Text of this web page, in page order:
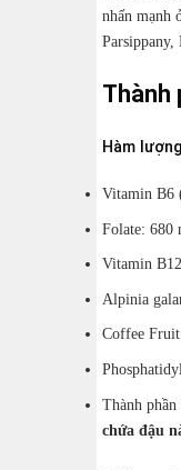
nhấn mạnh
Parsippany,
Thành
Hàm
Vitamin B6
Folate: 680
Vitamin
Alpinia
Coffee
Thành
chứa đậu